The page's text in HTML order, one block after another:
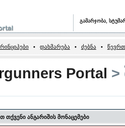
გამარჯობა,
• დახმარება • ძებნა •
Portal >
ანგარიშის მონაცემები